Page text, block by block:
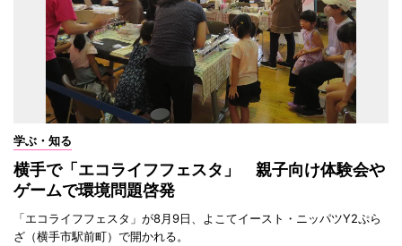
学ぶ・知る
横手で「エコライフフェスタ」 親子向け体験会や
ゲームで環境問題啓発
「エコライフフェスタ」が8月9日、よこてイースト・ニッパツY2ぷら
ざ（横手市駅前町）で開かれる。